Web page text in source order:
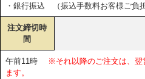
・銀行振込 （振込手数料お客様ご負
注文締切時
間
午前11時
※それ以降のご注文は、翌
ます。